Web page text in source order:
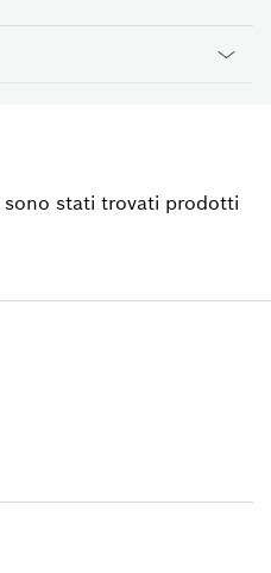
filtri
sono stati trovati prodotti